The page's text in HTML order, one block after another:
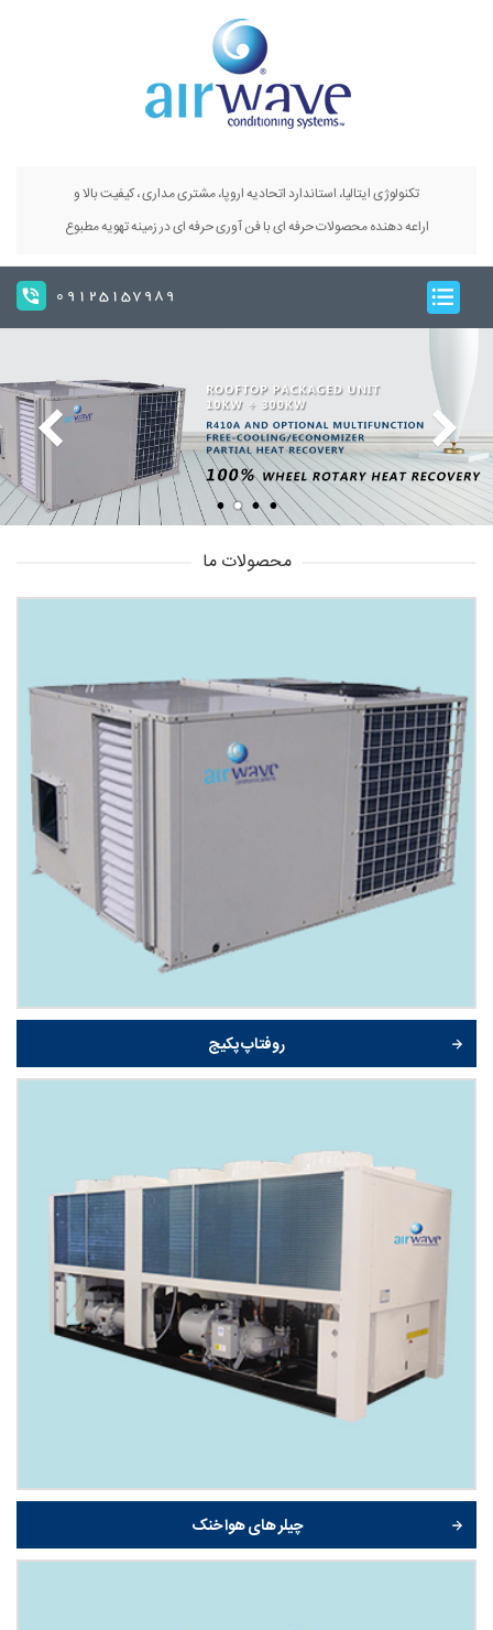
تکنولوژی ایتالیا، استاندارد اتحادیه اروپا، مشتری مداری ، کیفیت بالا و
اراعه دهنده محصولات حرفه ای با فن آوری حرفه ای در زمینه تهویه مطبوع
09125157989
محصولات ما
روفتاپ پکیج
چیلر های هوا خنک